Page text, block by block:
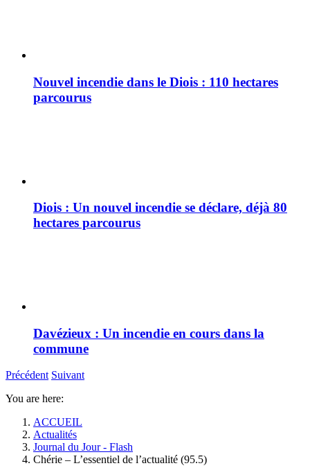
Nouvel incendie dans le Diois : 110 hectares
parcourus
Diois : Un nouvel incendie se déclare, déjà 80
hectares parcourus
Davézieux : Un incendie en cours dans la
commune
Précédent Suivant
You are here:
ACCUEIL
Actualités
Journal du Jour - Flash
Chérie – L’essentiel de l’actualité (95.5)